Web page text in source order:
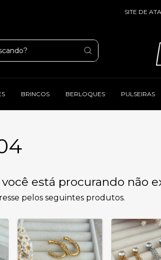
SITE DE
BRINCOS BERLOQUES PULSEIRAS
está procurando não
pelos seguintes produtos.